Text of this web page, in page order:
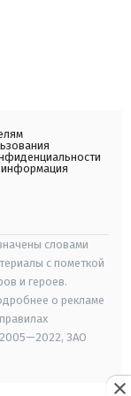
информация
словами
с пометкой
и героев.
о рекламе
ЗАО